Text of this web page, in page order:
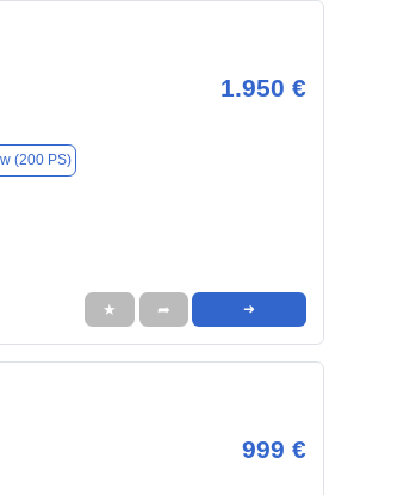
1.950 €
(200 PS)
★ ➦ ➜
999 €